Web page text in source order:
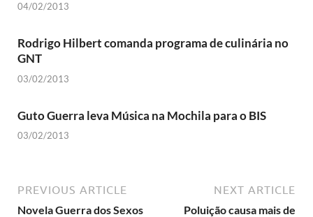
04/02/2013
Rodrigo Hilbert comanda programa de culinária no
GNT
03/02/2013
Guto Guerra leva Música na Mochila para o BIS
03/02/2013
PREVIOUS ARTICLE
Novela Guerra dos Sexos
NEXT ARTICLE
Poluição causa mais de